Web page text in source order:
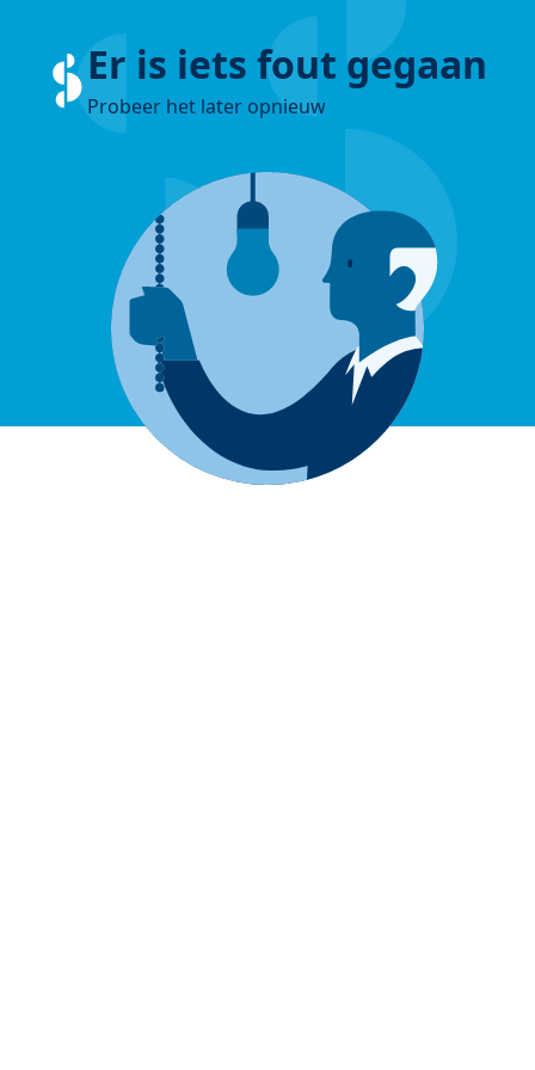
Er is iets fout gegaan
Probeer het later opnieuw